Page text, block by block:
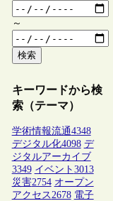
～
検索
キーワードから検
索（テーマ）
学術情報流通4348
デジタル化4098 デ
ジタルアーカイブ
3349 イベント 3013
災害2754 オープン
アクセス2678 電子